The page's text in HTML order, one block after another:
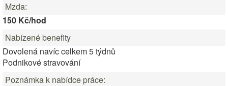
Mzda:
150 Kč/hod
Nabízené benefity
Dovolená navíc celkem 5 týdnů
Podnikové stravování
Poznámka k nabídce práce: